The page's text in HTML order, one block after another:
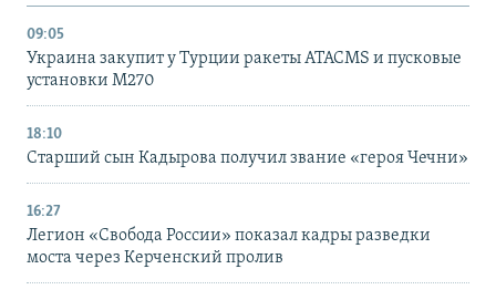
09:05
Украина закупит у Турции ракеты ATACMS и пусковые
установки M270
18:10
Старший сын Кадырова получил звание «героя Чечни»
16:27
Легион «Свобода России» показал кадры разведки
моста через Керченский пролив